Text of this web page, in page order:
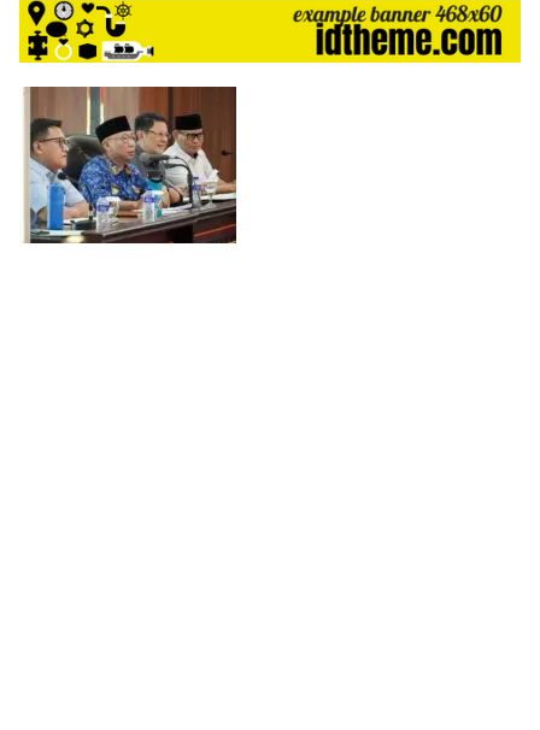
maupun
media
siber
lainnya,
desain
Koran
dan
media
siber
lebih